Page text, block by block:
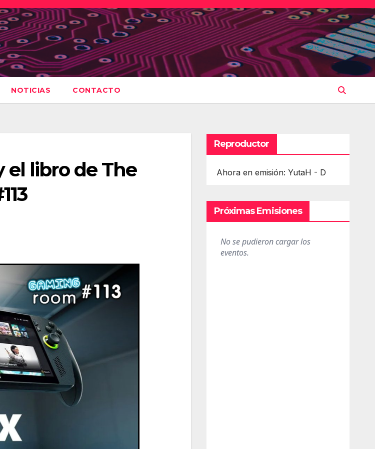
NOTICIAS CONTACTO
el libro de The
Reproductor
Ahora en emisión: YutaH - D
Próximas Emisiones